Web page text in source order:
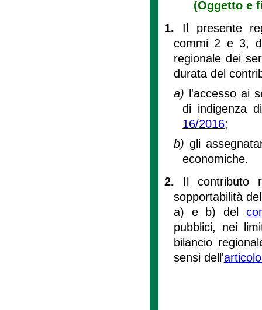
(Oggetto e
1. Il presente
commi 2 e 3,
regionale dei
durata del
a)
l'accesso ai
di indigenza
16/2016;
b) gli
economiche.
2. Il contributo
sopportabilità
a) e b) del
pubblici, nei
bilancio
sensi dell'